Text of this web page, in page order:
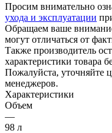
Просим внимательно
ухода и эксплуатации
Обращаем ваше
могут отличаться от
Также производитель
характеристики товара
Пожалуйста, уточняйте
менеджеров.
Характеристики
Объем
—
98 л